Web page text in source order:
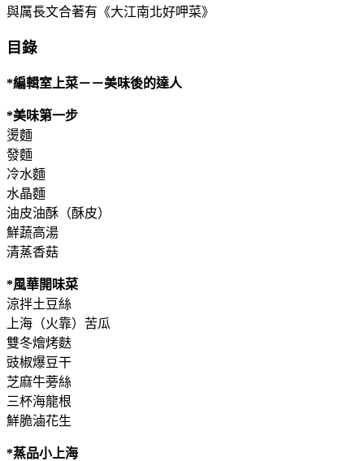
與厲長文合著有《大江南北好呷菜》
目錄
*編輯室上菜－－美味後的達人
*美味第一步
燙麵
發麵
冷水麵
水晶麵
油皮油酥（酥皮）
鮮蔬高湯
清蒸香菇
*風華開味菜
涼拌土豆絲
上海（火靠）苦瓜
雙冬燴烤麩
豉椒爆豆干
芝麻牛蒡絲
三杯海龍根
鮮脆滷花生
*蒸品小上海